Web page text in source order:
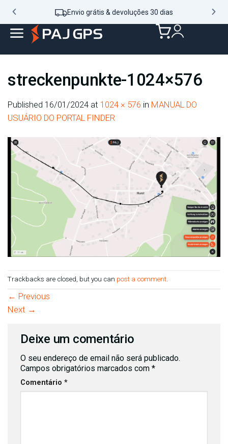
Envio grátis & devoluções 30 dias
streckenpunkte-1024×576
Published 16/01/2024 at 1024 × 576 in MANUAL DO
USUÁRIO DO PORTAL FINDER
Trackbacks are closed, but you can post a comment.
← Previous
Next →
Deixe um comentário
O seu endereço de email não será publicado.
Campos obrigatórios marcados com *
Comentário *